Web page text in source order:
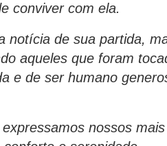
conviver com ela.
notícia de sua partida,
aqueles que foram
e de ser humano
nossos